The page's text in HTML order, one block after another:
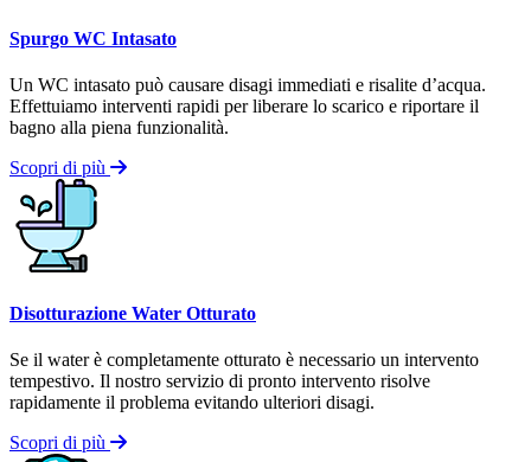
Spurgo WC Intasato
Un WC intasato può causare disagi immediati e risalite d’acqua.
Effettuiamo interventi rapidi per liberare lo scarico e riportare il
bagno alla piena funzionalità.
Scopri di più
Disotturazione Water Otturato
Se il water è completamente otturato è necessario un intervento
tempestivo. Il nostro servizio di pronto intervento risolve
rapidamente il problema evitando ulteriori disagi.
Scopri di più